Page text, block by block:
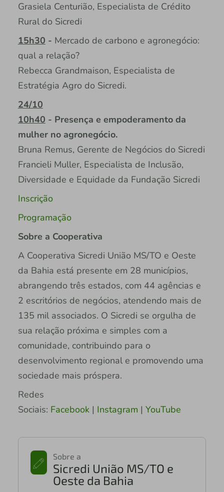
Grasiela Centurião, Especialista de Crédito
Rural do Sicredi
15h30 - Mercado de carbono e agronegócio:
qual a relação?
Rebecca Grandmaison, Especialista de
Estratégia Agro do Sicredi.
24/10
10h40 - Presença e empoderamento da
mulher no agronegócio.
Bruna Remus, Gerente de Negócios do Sicredi
Francieli Muller, Especialista de Inclusão,
Diversidade e Equidade da Fundação Sicredi
Inscrição
Programação
Sobre a Cooperativa
A Cooperativa Sicredi União MS/TO e Oeste
da Bahia está presente em 28 municípios,
abrangendo três estados, com 44 agências e
2 escritórios de negócios, atendendo mais de
135 mil associados. O Sicredi se orgulha de
sua relação próxima e simples com a
comunidade, contribuindo para o
desenvolvimento regional e promovendo uma
sociedade mais próspera.
Redes
Sociais: Facebook| Instagram | YouTube
Sobre a
Sicredi União MS/TO e
Oeste da Bahia